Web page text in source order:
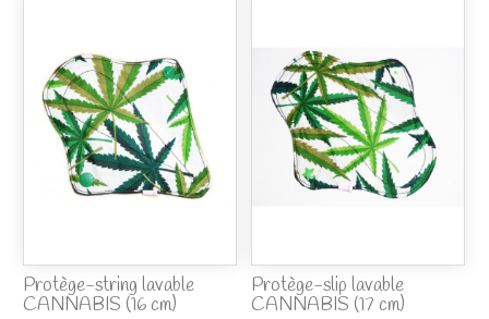
Protège-string lavable
CANNABIS (16 cm)
Protège-slip lavable
CANNABIS (17 cm)